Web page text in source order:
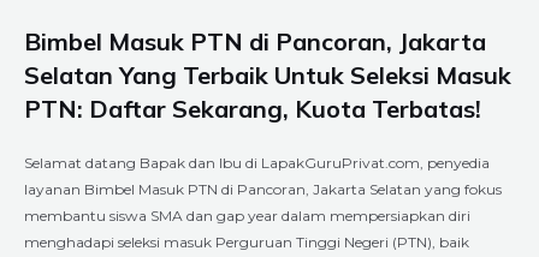
Bimbel Masuk PTN di Pancoran, Jakarta
Selatan Yang Terbaik Untuk Seleksi Masuk
PTN: Daftar Sekarang, Kuota Terbatas!
Selamat datang Bapak dan Ibu di LapakGuruPrivat.com, penyedia
layanan Bimbel Masuk PTN di Pancoran, Jakarta Selatan yang fokus
membantu siswa SMA dan gap year dalam mempersiapkan diri
menghadapi seleksi masuk Perguruan Tinggi Negeri (PTN), baik